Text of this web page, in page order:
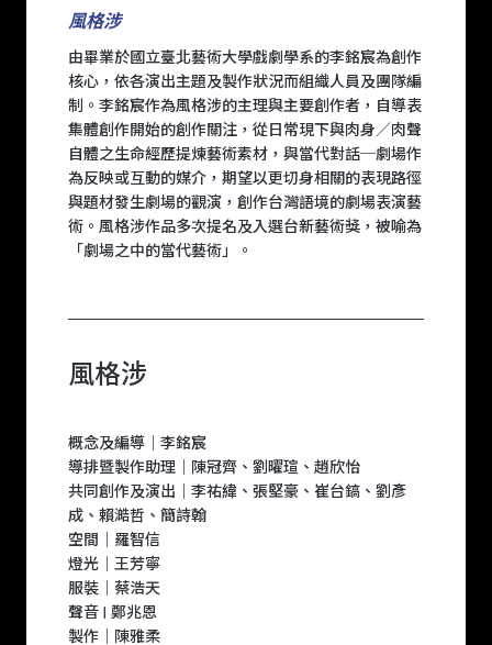
風格涉
由畢業於國立臺北藝術大學戲劇學系的李銘宸為創作
核心，依各演出主題及製作狀況而組織人員及團隊編
制。李銘宸作為風格涉的主理與主要創作者，自導表
集體創作開始的創作關注，從日常現下與肉身／肉聲
自體之生命經歷提煉藝術素材，與當代對話─劇場作
為反映或互動的媒介，期望以更切身相關的表現路徑
與題材發生劇場的觀演，創作台灣語境的劇場表演藝
術。風格涉作品多次提名及入選台新藝術獎，被喻為
「劇場之中的當代藝術」。
風格涉
概念及編導｜李銘宸
導排暨製作助理｜陳冠齊、劉曜瑄、趙欣怡
共同創作及演出｜李祐緯、張堅豪、崔台鎬、劉彥
成、賴澔哲、簡詩翰
空間｜羅智信
燈光｜王芳寧
服裝｜蔡浩天
聲音 | 鄭兆恩
製作｜陳雅柔